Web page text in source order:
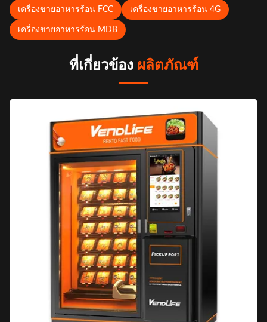
เครื่องขายอาหารร้อน FCC เครื่องขายอาหารร้อน 4G
เครื่องขายอาหารร้อน MDB
ที่เกี่ยวข้อง ผลิตภัณฑ์